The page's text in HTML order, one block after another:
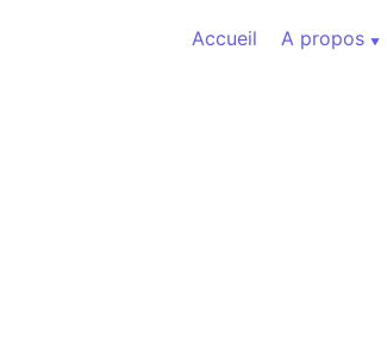
Accueil
A propos